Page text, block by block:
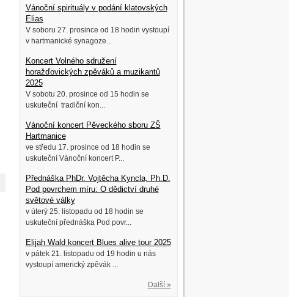
Vánoční spirituály v podání klatovských
Elias
V soboru 27. prosince od 18 hodin vystoupí
v hartmanické synagoze...
Koncert Volného sdružení
horažďovických zpěváků a muzikantů
2025
V sobotu 20. prosince od 15 hodin se
uskuteční tradiční kon...
Vánoční koncert Pěveckého sboru ZŠ
Hartmanice
ve středu 17. prosince od 18 hodin se
uskuteční Vánoční koncert P...
Přednáška PhDr. Vojtěcha Kyncla, Ph.D.
Pod povrchem míru: O dědictví druhé
světové války
v úterý 25. listopadu od 18 hodin se
uskuteční přednáška Pod povr...
Elijah Wald koncert Blues alive tour 2025
v pátek 21. listopadu od 19 hodin u nás
vystoupí americký zpěvák ...
Další »